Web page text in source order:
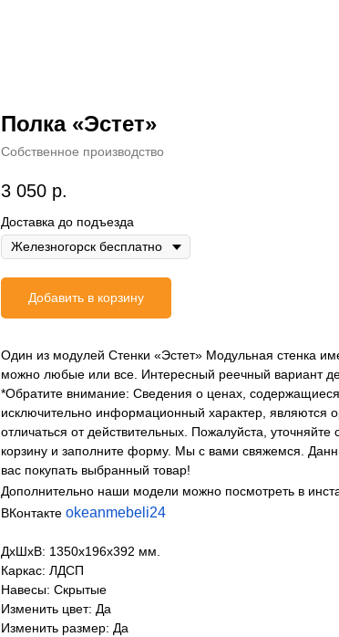
Полка «Эстет»
Собственное производство
3 050 р.
Доставка до подъезда
Добавить в корзину
Один из модулей Стенки «Эстет» Модульная стенка
можно любые или все. Интересный реечный вариант
*Обратите внимание: Сведения о ценах,
исключительно информационный характер, являются
отличаться от действительных. Пожалуйста, уточняйте
корзину и заполните форму. Мы с вами свяжемся.
вас покупать выбранный товар!
Дополнительно наши модели можно посмотреть в
ВКонтакте okeanmebeli24
ДхШхВ: 1350х196х392 мм.
Каркас: ЛДСП
Навесы: Скрытые
Изменить цвет: Да
Изменить размер: Да